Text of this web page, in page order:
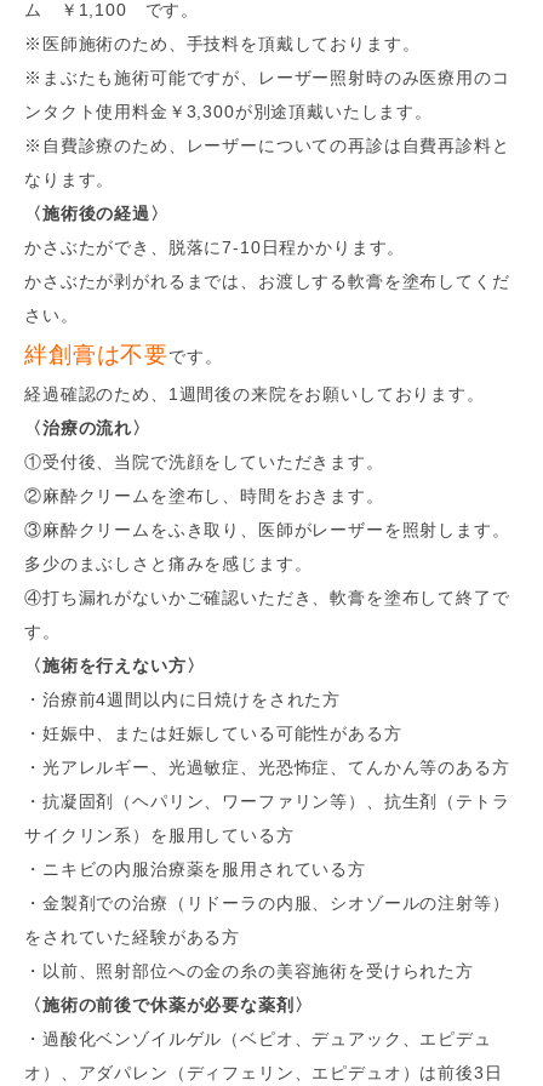
ム ￥1,100 です。
※医師施術のため、手技料を頂戴しております。
※まぶたも施術可能ですが、レーザー照射時のみ医療用のコ
ンタクト使用料金￥3,300が別途頂戴いたします。
※自費診療のため、レーザーについての再診は自費再診料と
なります。
〈施術後の経過〉
かさぶたができ、脱落に7-10日程かかります。
かさぶたが剥がれるまでは、お渡しする軟膏を塗布してくだ
さい。
絆創膏は不要です。
経過確認のため、1週間後の来院をお願いしております。
〈治療の流れ〉
①受付後、当院で洗顔をしていただきます。
②麻酔クリームを塗布し、時間をおきます。
③麻酔クリームをふき取り、医師がレーザーを照射します。
多少のまぶしさと痛みを感じます。
④打ち漏れがないかご確認いただき、軟膏を塗布して終了で
す。
〈施術を行えない方〉
・治療前4週間以内に日焼けをされた方
・妊娠中、または妊娠している可能性がある方
・光アレルギー、光過敏症、光恐怖症、てんかん等のある方
・抗凝固剤（ヘパリン、ワーファリン等）、抗生剤（テトラ
サイクリン系）を服用している方
・ニキビの内服治療薬を服用されている方
・金製剤での治療（リドーラの内服、シオゾールの注射等）
をされていた経験がある方
・以前、照射部位への金の糸の美容施術を受けられた方
〈施術の前後で休薬が必要な薬剤〉
・過酸化ベンゾイルゲル（ベピオ、デュアック、エピデュ
オ）、アダパレン（ディフェリン、エピデュオ）は前後3日